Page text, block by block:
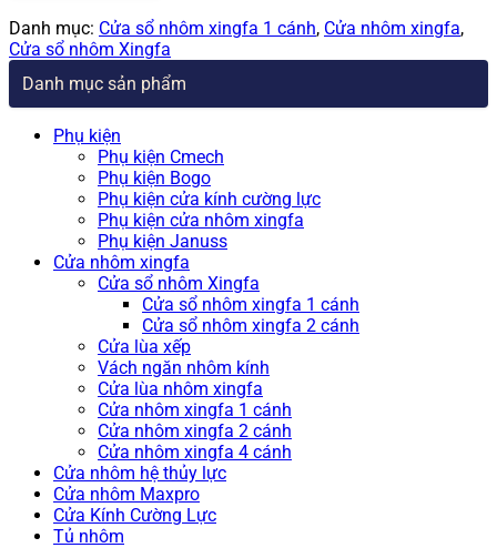
nhôm
Xingfa
mở
hất
1
cánh
Danh mục: Cửa sổ nhôm xingfa 1 cánh, Cửa nhôm xingfa,
Cửa sổ nhôm Xingfa
Danh mục sản phẩm
Phụ kiện
Phụ kiện Cmech
Phụ kiện Bogo
Phụ kiện cửa kính cường lực
Phụ kiện cửa nhôm xingfa
Phụ kiện Januss
Cửa nhôm xingfa
Cửa sổ nhôm Xingfa
Cửa sổ nhôm xingfa 1 cánh
Cửa sổ nhôm xingfa 2 cánh
Cửa lùa xếp
Vách ngăn nhôm kính
Cửa lùa nhôm xingfa
Cửa nhôm xingfa 1 cánh
Cửa nhôm xingfa 2 cánh
Cửa nhôm xingfa 4 cánh
Cửa nhôm hệ thủy lực
Cửa nhôm Maxpro
Cửa Kính Cường Lực
Tủ nhôm